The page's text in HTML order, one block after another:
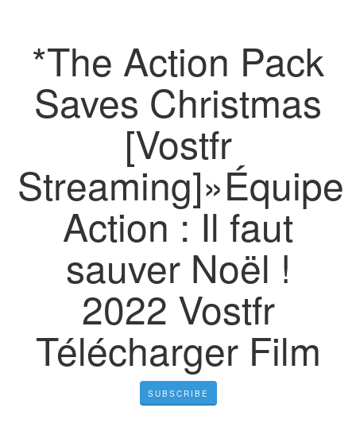
*The Action Pack
Saves Christmas
[Vostfr
Streaming]»Équipe
Action : Il faut
sauver Noël !
2022 Vostfr
Télécharger Film
SUBSCRIBE